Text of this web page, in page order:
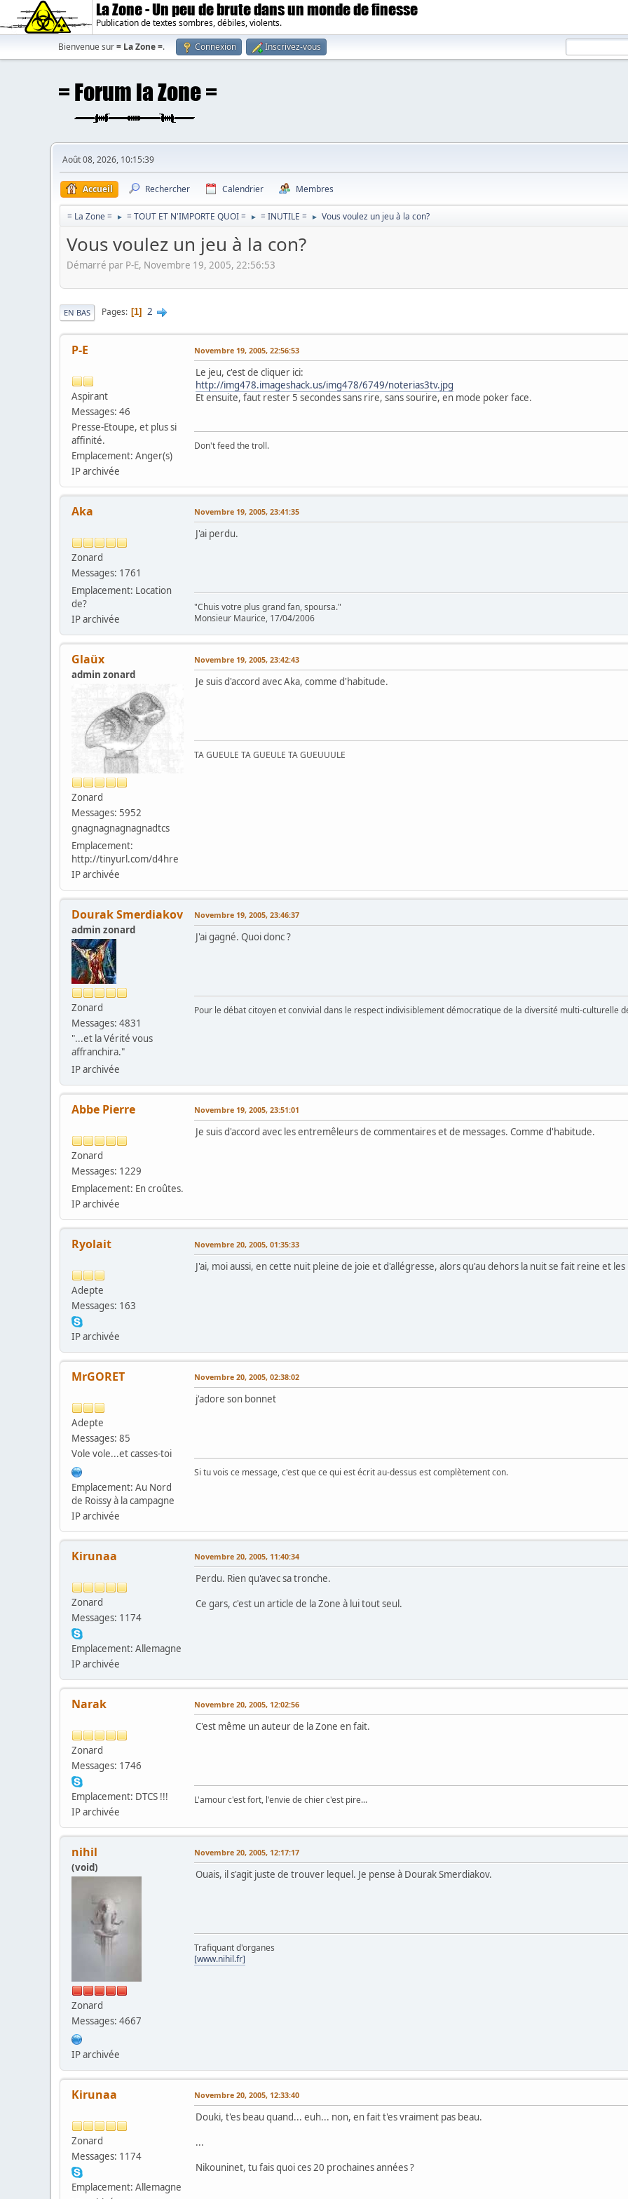
La Zone - Un peu de brute dans un monde de finesse
Publication de textes sombres, débiles, violents.
Bienvenue sur= La Zone =. Connexion Inscrivez-vous
Août 08, 2026, 10:15:39
Accueil Rechercher Calendrier Membres
= La Zone = ► = TOUT ET N'IMPORTE QUOI = ► = INUTILE = ► Vous voulez un jeu à la con?
Vous voulez un jeu à la con?
Démarré par P-E, Novembre 19, 2005, 22:56:53
EN BAS Pages 1 2
P-E
Aspirant
Messages: 46
Presse-Etoupe, et plus si
affinité.
Emplacement: Anger(s)
IP archivée
Novembre 19, 2005, 22:56:53
Le jeu, c'est de cliquer ici:
http://img478.imageshack.us/img478/6749/noterias3tv.jpg
Et ensuite, faut rester 5 secondes sans rire, sans sourire, en mode poker face.
Don't feed the troll.
Aka
Zonard
Messages: 1761
Emplacement: Location
de?
IP archivée
Novembre 19, 2005, 23:41:35
J'ai perdu.
"Chuis votre plus grand fan, spoursa."
Monsieur Maurice, 17/04/2006
Glaüx
admin zonard
Zonard
Messages: 5952
gnagnagnagnagnadtcs
Emplacement:
http://tinyurl.com/d4hre
IP archivée
Novembre 19, 2005, 23:42:43
Je suis d'accord avec Aka, comme d'habitude.
TA GUEULE TA GUEULE TA GUEUUULE
Dourak Smerdiakov
admin zonard
Zonard
Messages: 4831
"...et la Vérité vous
affranchira."
IP archivée
Novembre 19, 2005, 23:46:37
J'ai gagné. Quoi donc ?
Pour le débat citoyen et convivial dans le respect indivisiblement démocratique de la diversité multi-culturelle
Abbe Pierre
Zonard
Messages: 1229
Emplacement: En croûtes.
IP archivée
Novembre 19, 2005, 23:51:01
Je suis d'accord avec les entremêleurs de commentaires et de messages. Comme d'habitude.
Ryolait
Adepte
Messages: 163
IP archivée
Novembre 20, 2005, 01:35:33
J'ai, moi aussi, en cette nuit pleine de joie et d'allégresse, alors qu'au dehors la nuit se fait reine et
MrGORET
Adepte
Messages: 85
Vole vole...et casses-toi
Emplacement: Au Nord
de Roissy à la campagne
IP archivée
Novembre 20, 2005, 02:38:02
j'adore son bonnet
Si tu vois ce message, c'est que ce qui est écrit au-dessus est complètement con.
Kirunaa
Zonard
Messages: 1174
Emplacement: Allemagne
IP archivée
Novembre 20, 2005, 11:40:34
Perdu. Rien qu'avec sa tronche.
Ce gars, c'est un article de la Zone à lui tout seul.
Narak
Zonard
Messages: 1746
Emplacement: DTCS !!!
IP archivée
Novembre 20, 2005, 12:02:56
C'est même un auteur de la Zone en fait.
L'amour c'est fort, l'envie de chier c'est pire...
nihil
(void)
Zonard
Messages: 4667
IP archivée
Novembre 20, 2005, 12:17:17
Ouais, il s'agit juste de trouver lequel. Je pense à Dourak Smerdiakov.
Trafiquant d'organes
[www.nihil.fr]
Kirunaa
Zonard
Messages: 1174
Emplacement: Allemagne
Novembre 20, 2005, 12:33:40
Douki, t'es beau quand... euh... non, en fait t'es vraiment pas beau.
...
Nikouninet, tu fais quoi ces 20 prochaines années ?